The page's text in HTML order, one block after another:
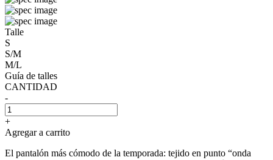
Talle
S
S/M
M/L
Guía de talles
CANTIDAD
-
+
Agregar a carrito
El pantalón más cómodo de la temporada: tejido en punto “onda